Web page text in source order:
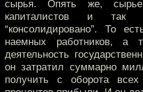
сырья. Опять же, сырье
капиталистов и
“консолидировано”. То
наемных работников,
деятельность
он затратил суммарно
получить с оборота